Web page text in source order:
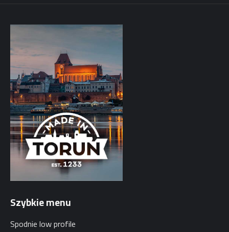
Szybkie menu
Spodnie low profile